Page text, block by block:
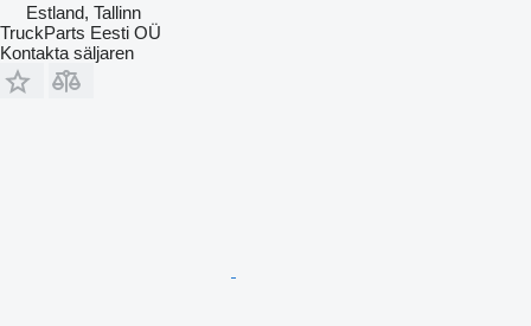
Estland, Tallinn
TruckParts Eesti OÜ
Kontakta säljaren